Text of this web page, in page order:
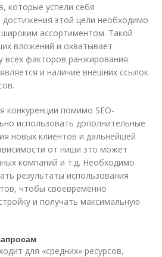
которые успели себя
этой цели необходимо
ассортиментом. Такой
вложений и охватывает
всех факторов ранжирования.
и наличие внешних ссылок
конкуренции помимо SEO-
использовать дополнительные
новых клиентов и дальнейшей
от ниши это может
компаний и т.д. Необходимо
результаты использования
чтобы своевременно
и получать максимальную
для «средних» ресурсов,